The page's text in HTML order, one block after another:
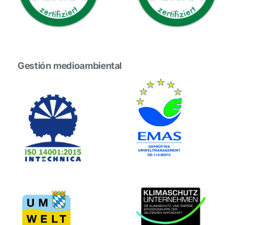
Gestión medioambiental